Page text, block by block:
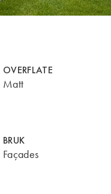
OVERFLATE
Matt
BRUK
Façades